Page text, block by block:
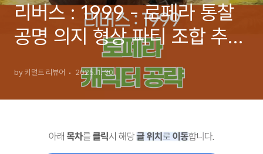
리버스 : 1999 - 로페라 통찰
공명 의지 형상 파티 조합 추천
공략 (2025년 2월)
by 키덜트 리뷰어 2025. 1. 30.